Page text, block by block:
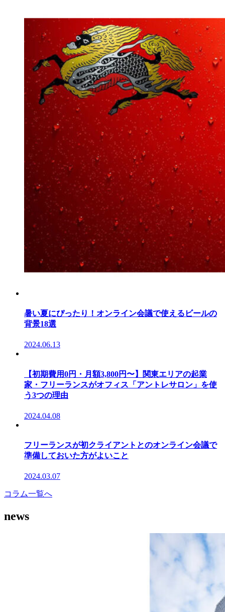
暑い夏にぴったり！オンライン会議で使えるビールの
背景18選
2024.06.13
【初期費用0円・月額3,800円〜】関東エリアの起業
家・フリーランスがオフィス「アントレサロン」を使
う3つの理由
2024.04.08
フリーランスが初クライアントとのオンライン会議で
準備しておいた方がよいこと
2024.03.07
コラム一覧へ
news